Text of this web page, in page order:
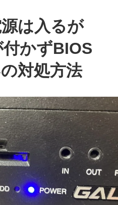
は入るが
かずBIOS
対処方法